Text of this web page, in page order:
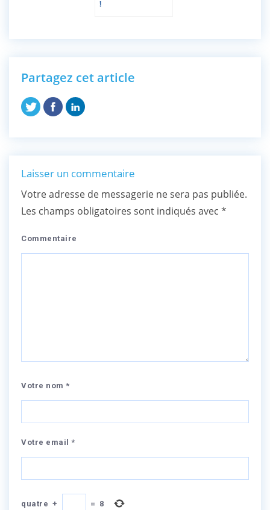
!
Partagez cet article
Laisser un commentaire
Votre adresse de messagerie ne sera pas publiée.
Les champs obligatoires sont indiqués avec *
Commentaire
Votre nom *
Votre email *
quatre + = 8